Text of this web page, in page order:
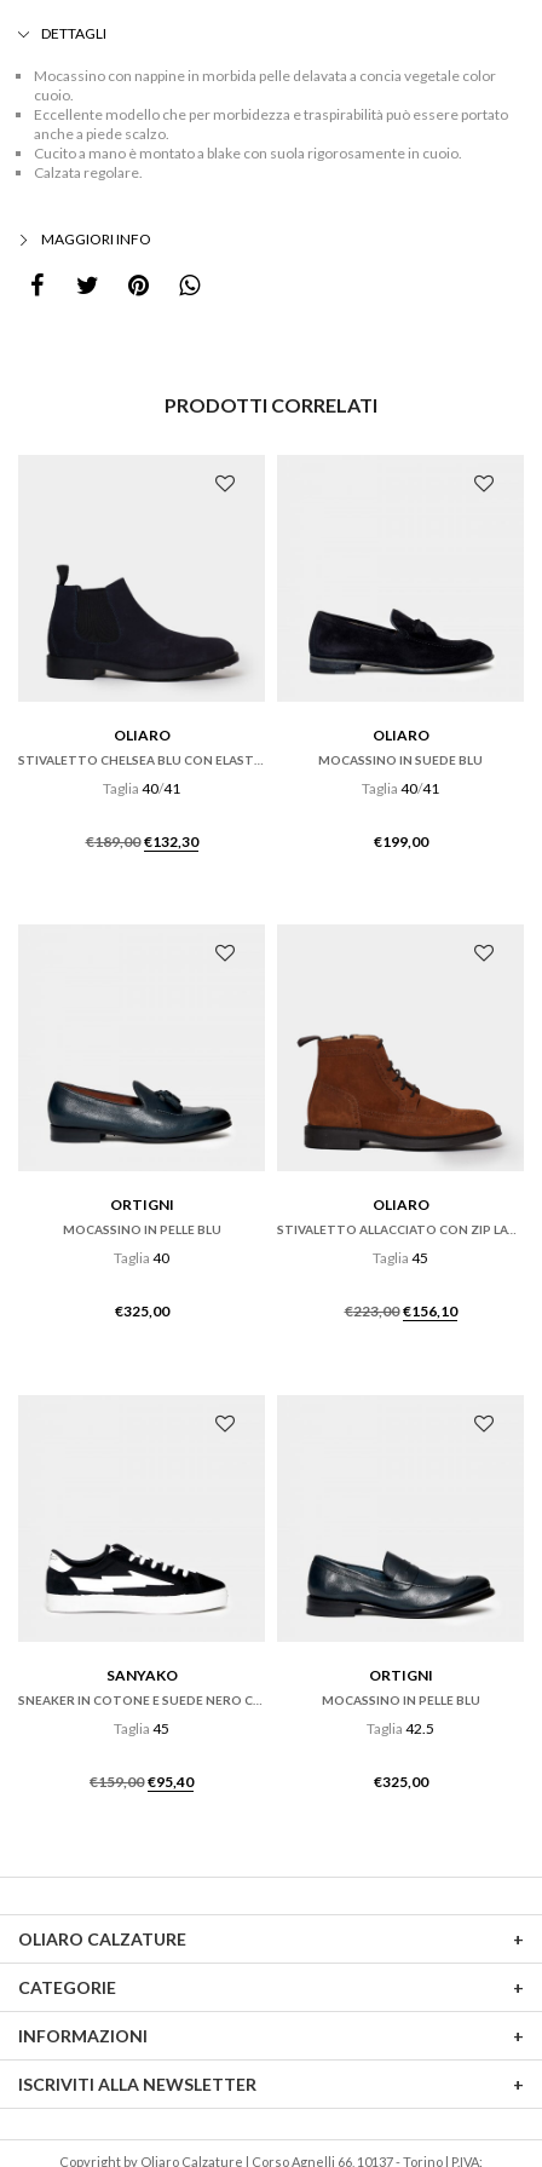
DETTAGLI
Mocassino con nappine in morbida pelle delavata a concia vegetale color
cuoio.
Eccellente modello che per morbidezza e traspirabilità può essere portato
anche a piede scalzo.
Cucito a mano è montato a blake con suola rigorosamente in cuoio.
Calzata regolare.
MAGGIORI INFO
PRODOTTI CORRELATI
OLIARO
Taglia 40/41
€189,00 Il
€132,30Il
OLIARO
MOCASSINO IN SUEDE BLU
Taglia 40/41
€199,00
ORTIGNI
MOCASSINO IN PELLE BLU
Taglia 40
€325,00
OLIARO
STIVALETTO ALLACCIATO CON ZIP LATERALE
Taglia 45
€223,00 Il
€156,10Il
SANYAKO
Taglia 45
€159,00 Il
€159,00.
€95,40Il
€95,40.
ORTIGNI
MOCASSINO IN PELLE BLU
Taglia 42.5
€325,00
OLIARO CALZATURE
CATEGORIE
INFORMAZIONI
ISCRIVITI ALLA NEWSLETTER
Copyright by Oliaro Calzature | Corso Agnelli 66, 10137 - Torino | P.IVA: